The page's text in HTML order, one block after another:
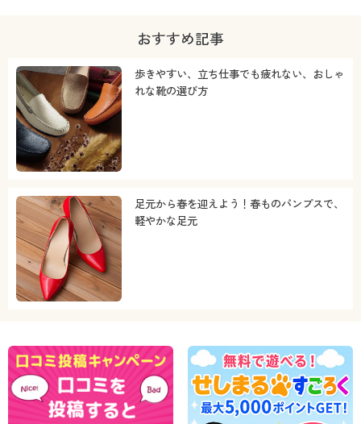
おすすめ記事
歩きやすい、立ち仕事でも疲れない、おしゃ
れな靴の選び方
足元から春を迎えよう！春ものパンプスで、
軽やかな足元